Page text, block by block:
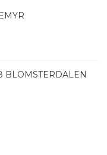
BLOMSTERDALEN